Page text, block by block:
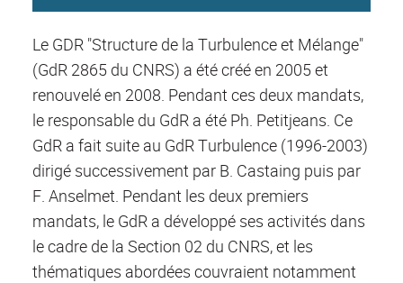
Le GDR "Structure de la Turbulence et Mélange"
(GdR 2865 du CNRS) a été créé en 2005 et
renouvelé en 2008. Pendant ces deux mandats,
le responsable du GdR a été Ph. Petitjeans. Ce
GdR a fait suite au GdR Turbulence (1996-2003)
dirigé successivement par B. Castaing puis par
F. Anselmet. Pendant les deux premiers
mandats, le GdR a développé ses activités dans
le cadre de la Section 02 du CNRS, et les
thématiques abordées couvraient notamment